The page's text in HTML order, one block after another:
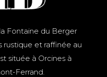
Fontaine du Berger
rustique et raffinée au
située à Orcines à
Ferrand.